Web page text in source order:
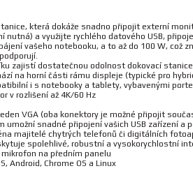
která dokáže snadno připojit externí
nutná) a využijte rychlého datového USB,
vašeho notebooku, a to až do 100 W,
zajistí dostatečnou odolnost dokovací
na horní části rámu displeje (typické pro
i s notebooky a tablety, vybavenými
v rozlišení až 4K/60 Hz
VGA (oba konektory je možné připojit
umožní snadné připojení vašich USB zařízení a
majitelé chytrých telefonů či digitálních
spolehlivé, robustní a vysokorychlostní
na předním panelu
Android, Chrome OS a Linux